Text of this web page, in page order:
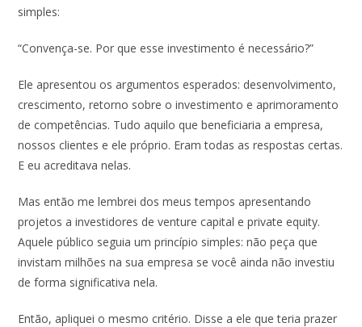
simples:
“Convença-se. Por que esse investimento é necessário?”
Ele apresentou os argumentos esperados: desenvolvimento,
crescimento, retorno sobre o investimento e aprimoramento
de competências. Tudo aquilo que beneficiaria a empresa,
nossos clientes e ele próprio. Eram todas as respostas certas.
E eu acreditava nelas.
Mas então me lembrei dos meus tempos apresentando
projetos a investidores de venture capital e private equity.
Aquele público seguia um princípio simples: não peça que
invistam milhões na sua empresa se você ainda não investiu
de forma significativa nela.
Então, apliquei o mesmo critério. Disse a ele que teria prazer